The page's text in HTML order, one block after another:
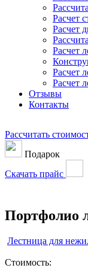
Расчет
Расчет
Расчет
Расчет
Расчет
Отзывы
Контакты
Рассчитать
Подарок
Скачать прайс
Портфолио
Лестница для
Стоимость: